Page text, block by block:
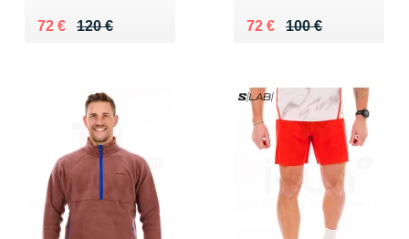
120 €
Au lieu de 120 €
72 €
Vendu 72 € 100 €
Au lieu de 100 €
72 €
Vendu 72 €